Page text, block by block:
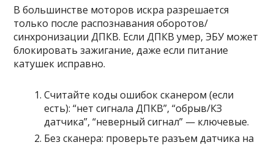
В большинстве моторов искра разрешается
только после распознавания оборотов/
синхронизации ДПКВ. Если ДПКВ умер, ЭБУ может
блокировать зажигание, даже если питание
катушек исправно.
Считайте коды ошибок сканером (если
есть): “нет сигнала ДПКВ”, “обрыв/КЗ
датчика”, “неверный сигнал” — ключевые.
Без сканера: проверьте разъем датчика на